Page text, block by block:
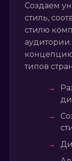
Создаем
стиль,
стилю
типов
→
→
→